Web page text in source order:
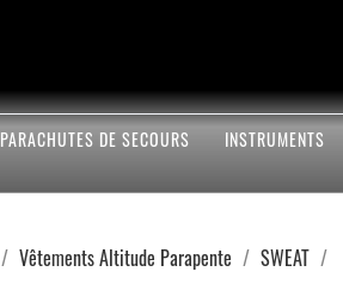
PARACHUTES DE SECOURS INSTRUMENTS
Vêtements Altitude Parapente SWEAT